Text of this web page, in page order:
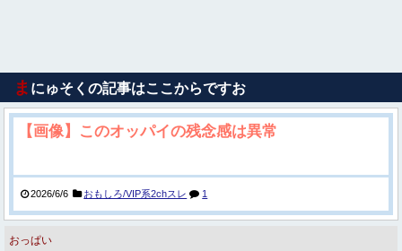
ま にゅそくの記事はここからですお
【画像】このオッパイの残念感は異常
2026/6/6 おもしろ/VIP系2chスレ 1
おっぱい